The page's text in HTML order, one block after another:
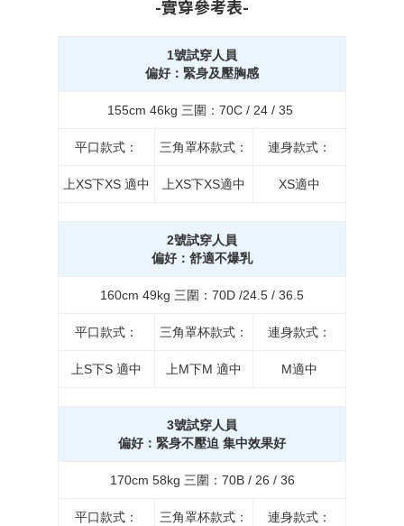
-實穿參考表-
1號試穿人員
偏好：緊身及壓胸感
155cm 46kg 三圍：70C / 24 / 35
平口款式： 三角罩杯款式： 連身款式：
上XS下XS 適中 上XS下XS適中 XS適中
2號試穿人員
偏好：舒適不爆乳
160cm 49kg 三圍：70D /24.5 / 36.5
平口款式： 三角罩杯款式： 連身款式：
上S下S 適中 上M下M 適中 M適中
3號試穿人員
偏好：緊身不壓迫 集中效果好
170cm 58kg 三圍：70B / 26 / 36
平口款式： 三角罩杯款式： 連身款式：